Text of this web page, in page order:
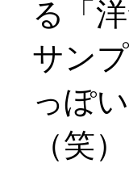
る「
サン
っぽ
（笑）